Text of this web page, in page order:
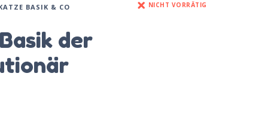
BASIK & CO NICHT VORRÄTIG
der